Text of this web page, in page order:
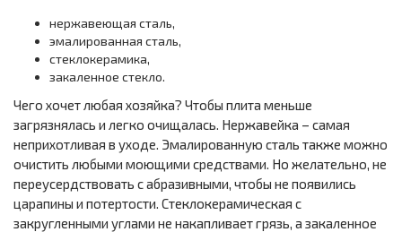
нержавеющая сталь,
эмалированная сталь,
стеклокерамика,
закаленное стекло.
Чего хочет любая хозяйка? Чтобы плита меньше
загрязнялась и легко очищалась. Нержавейка – самая
неприхотливая в уходе. Эмалированную сталь также можно
очистить любыми моющими средствами. Но желательно, не
переусердствовать с абразивными, чтобы не появились
царапины и потертости. Стеклокерамическая с
закругленными углами не накапливает грязь, а закаленное